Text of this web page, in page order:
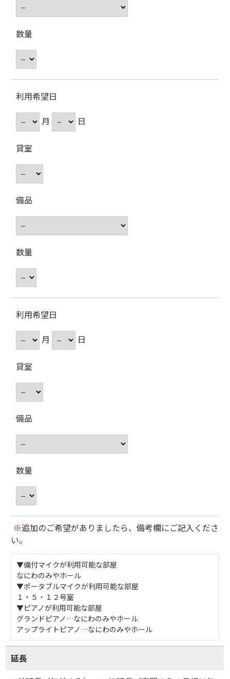
数量
利用希望日
月
日
貸室
備品
数量
利用希望日
月
日
貸室
備品
数量
※追加のご希望がありましたら、備考欄にご記入くださ
い。
▼備付マイクが利用可能な部屋
なにわのみやホール
▼ポータブルマイクが利用可能な部屋
１・５・１２号室
▼ピアノが利用可能な部屋
グランドピアノ…なにわのみやホール
アップライトピアノ…なにわのみやホール
延長